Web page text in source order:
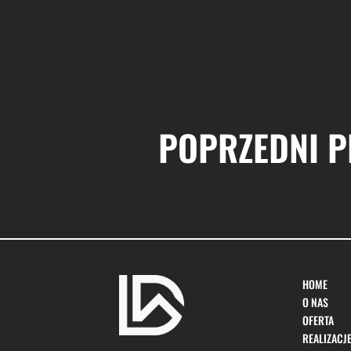
POPRZEDNI
HOME
O NAS
OFERTA
REALIZACJE
HOME
O NAS
OFERTA
REALIZACJE